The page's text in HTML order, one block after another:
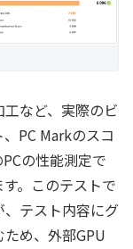
など、実際のビ
PC Markのスコ
の性能測定で
。このテストで
テスト内容にグ
め、外部GPU